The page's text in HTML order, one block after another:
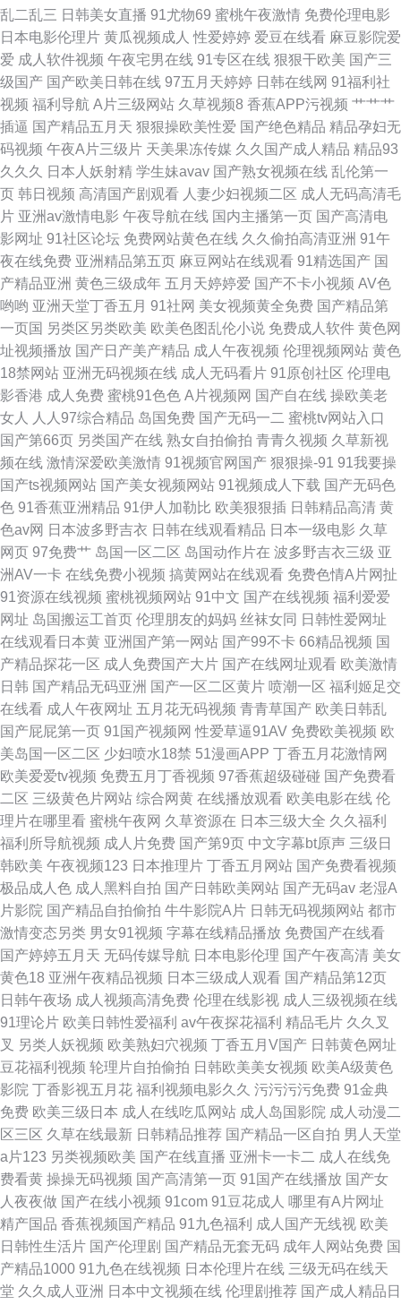
频免费91 国产久久精品人妻 老色鬼导航 一级黄色视频网站大全 91熟女网 国
产suv精品97 日本福利福利福利视频 肏屄在现 国产成人精品青青草原 欧美
专区日韩专区 亚洲天堂手机网 成人涩在线 青娱乐国产十区 AV福利专区免费
手机av先锋网 91福利姬视频网站 俺去啦俺去撸 黑丝www国产 久久视频香
91国产高清视频 91免费网站观看 91视频cop 国产AV福利综合 91传媒在线观
看网站 福利视频导航我99 91pron电影 91亚洲传媒51 天美传媒A片 AV123
在线导航 人妻AV福利 91尤物国产视频 青娱乐99最新网址 92国产福利 日本
啊V网 91网站免费入口 人妻人人干av亚洲 91在线呦 欧美性爱91网
乱二乱三 日韩美女直播 91尤物69 蜜桃午夜激情 免费伦理电影
日本电影伦理片 黄瓜视频成人 性爱婷婷 爱豆在线看 麻豆影院爱
爱 成人软件视频 午夜宅男在线 91专区在线 狠狠干欧美 国产三
级国产 国产欧美日韩在线 97五月天婷婷 日韩在线网 91福利社
视频 福利导航 A片三级网站 久草视频8 香蕉APP污视频 艹艹艹
插逼 国产精品五月天 狠狠操欧美性爱 国产绝色精品 精品孕妇无
码视频 午夜A片三级片 天美果冻传媒 久久国产成人精品 精品93
久久久
日本人妖射精 学生妹avav 国产熟女视频在线 乱伦第一
页 韩日视频 高清国产剧观看 人妻少妇视频二区 成人无码高清毛
片 亚洲av激情电影 午夜导航在线 国内主播第一页 国产高清电
影网址 91社区论坛 免费网站黄色在线 久久偷拍高清亚洲 91午
夜在线免费 亚洲精品第五页 麻豆网站在线观看 91精选国产 国
产精品亚洲 黄色三级成年 五月天婷婷爱 国产不卡小视频 AV色
哟哟 亚洲天堂丁香五月 91社网 美女视频黄全免费 国产精品第
一页国 另类区另类欧美 欧美色图乱伦小说 免费成人软件 黄色网
址视频播放 国产日产美产精品 成人午夜视频 伦理视频网站 黄色
18禁网站 亚洲无码视频在线 成人无码看片 91原创社区 伦理电
影香港 成人免费 蜜桃91色色 A片视频网 国产自在线 操欧美老
女人
人人97综合精品 岛国免费 国产无码一二 蜜桃tv网站入口
国产第66页 另类国产在线 熟女自拍偷拍 青青久视频 久草新视
频在线 激情深爱欧美激情 91视频官网国产 狠狠操-91 91我要操
国产ts视频网站 国产美女视频网站 91视频成人下载 国产无码色
色 91香蕉亚洲精品 91伊人加勒比 欧美狠狠插 日韩精品高清 黄
色av网 日本波多野吉衣 日韩在线观看精品 日本一级电影 久草
网页 97免费艹 岛国一区二区 岛国动作片在 波多野吉衣三级 亚
洲AV一卡 在线免费小视频 搞黄网站在线观看 免费色情A片网扯
91资源在线视频 蜜桃视频网站 91中文 国产在线视频 福利爱爱
网址 岛国搬运工首页 伦理朋友的妈妈 丝袜女同 日韩性爱网址
在线观看日本黄 亚洲国产第一网站 国产99不卡 66精品视频 国
产精品探花一区 成人免费国产大片 国产在线网址观看 欧美激情
日韩 国产精品无码亚洲 国产一区二区黄片 喷潮一区 福利姬足交
在线看 成人午夜网址 五月花无码视频 青青草国产 欧美日韩乱
国产屁屁第一页 91国产视频网 性爱草逼91AV 免费欧美视频 欧
美岛国一区二区 少妇喷水18禁 51漫画APP 丁香五月花激情网
欧美爱爱tv视频 免费五月丁香视频 97香蕉超级碰碰 国产免费看
二区 三级黄色片网站 综合网黄 在线播放观看 欧美电影在线 伦
理片在哪里看 蜜桃午夜网 久草资源在 日本三级大全 久久福利
福利所导航视频 成人片免费 国产第9页 中文字幕bt原声 三级日
韩欧美 午夜视频123 日本推理片 丁香五月网站 国产免费看视频
极品成人色 成人黑料自拍 国产日韩欧美网站 国产无码av 老湿A
片影院 国产精品自拍偷拍 牛牛影院A片 日韩无码视频网站 都市
激情变态另类 男女91视频 字幕在线精品播放 免费国产在线看
国产婷婷五月天 无码传媒导航 日本电影伦理 国产午夜高清 美女
黄色18 亚洲午夜精品视频 日本三级成人观看 国产精品第12页
日韩午夜场 成人视频高清免费 伦理在线影视 成人三级视频在线
91理论片 欧美日韩性爱福利 av午夜探花福利 精品毛片 久久叉
叉 另类人妖视频 欧美熟妇穴视频 丁香五月V国产 日韩黄色网址
豆花福利视频 轮理片自拍偷拍 日韩欧美美女视频 欧美A级黄色
影院 丁香影视五月花 福利视频电影久久 污污污污免费 91金典
免费 欧美三级日本 成人在线吃瓜网站 成人岛国影院 成人动漫二
区三区 久草在线最新 日韩精品推荐 国产精品一区自拍 男人天堂
a片123 另类视频欧美 国产在线直播 亚洲卡一卡二 成人在线免
费看黄 操操无码视频 国产高清第一页 91国产在线播放 国产女
人夜夜做 国产在线小视频 91com 91豆花成人 哪里有A片网址
精产国品 香蕉视频国产精品 91九色福利 成人国产无线视 欧美
日韩性生活片 国产伦理剧 国产精品无套无码 成年人网站免费 国
产精品1000 91九色在线视频 日本伦理片在线 三级无码在线天
堂 久久成人亚洲 日本中文视频在线 伦理剧推荐 国产成人精品日